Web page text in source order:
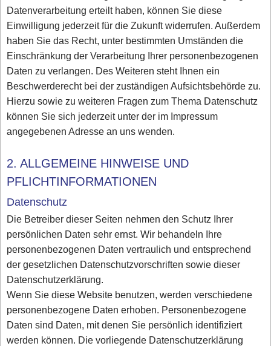
Datenverarbeitung erteilt haben, können Sie diese
Einwilligung jederzeit für die Zukunft widerrufen. Außerdem
haben Sie das Recht, unter bestimmten Umständen die
Einschränkung der Verarbeitung Ihrer personenbezogenen
Daten zu verlangen. Des Weiteren steht Ihnen ein
Beschwerderecht bei der zuständigen Aufsichtsbehörde zu.
Hierzu sowie zu weiteren Fragen zum Thema Datenschutz
können Sie sich jederzeit unter der im Impressum
angegebenen Adresse an uns wenden.
2. ALLGEMEINE HINWEISE UND
PFLICHTINFORMATIONEN
Datenschutz
Die Betreiber dieser Seiten nehmen den Schutz Ihrer
persönlichen Daten sehr ernst. Wir behandeln Ihre
personenbezogenen Daten vertraulich und entsprechend
der gesetzlichen Datenschutzvorschriften sowie dieser
Datenschutzerklärung.
Wenn Sie diese Website benutzen, werden verschiedene
personenbezogene Daten erhoben. Personenbezogene
Daten sind Daten, mit denen Sie persönlich identifiziert
werden können. Die vorliegende Datenschutzerklärung